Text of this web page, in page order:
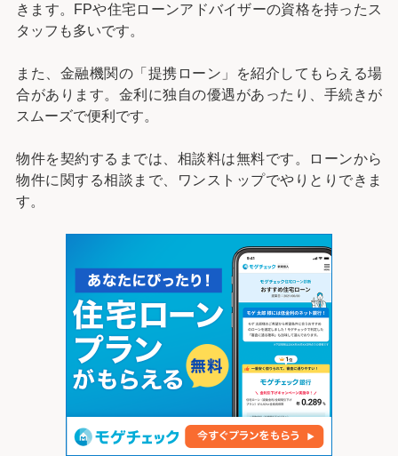
きます。FPや住宅ローンアドバイザーの資格を持ったス
タッフも多いです。
また、金融機関の「提携ローン」を紹介してもらえる場
合があります。金利に独自の優遇があったり、手続きが
スムーズで便利です。
物件を契約するまでは、相談料は無料です。ローンから
物件に関する相談まで、ワンストップでやりとりできま
す。